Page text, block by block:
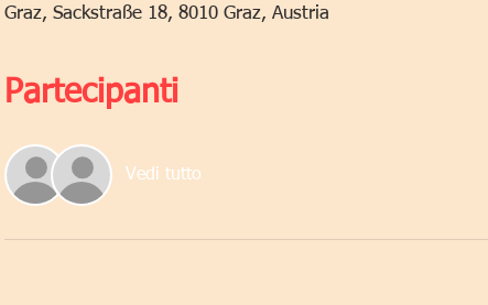
Graz, Sackstraße 18, 8010 Graz, Austria
Partecipanti
Vedi tutto